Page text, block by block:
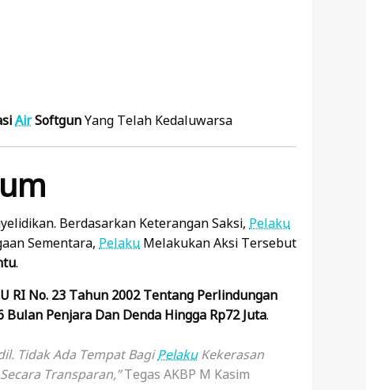
AirSoftgunYang Telah Kedaluwarsa
Berdasarkan Keterangan Saksi, Pelaku
Sementara, Pelaku Melakukan Aksi Tersebut
.
RI No. 23 Tahun 2002 Tentang Perlindungan
Bulan Penjara Dan Denda Hingga Rp72 Juta.
Tidak Ada Tempat BagiPelakuKekerasan
Transparan,”Tegas AKBP M Kasim